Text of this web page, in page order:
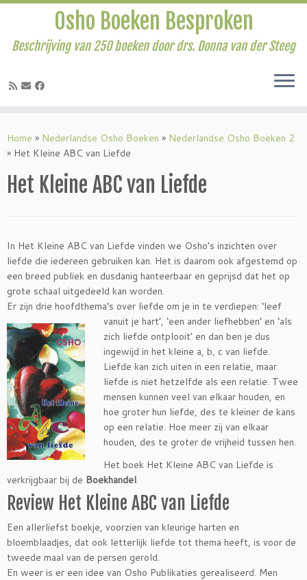
naar
inhoud
Osho Boeken Besproken
Beschrijving van 250 boeken door drs. Donna van der Steeg
Home » Nederlandse Osho Boeken » Nederlandse Osho Boeken 2
» Het Kleine ABC van Liefde
Het Kleine ABC van Liefde
In Het Kleine ABC van Liefde vinden we Osho’s inzichten over
liefde die iedereen gebruiken kan. Het is daarom ook afgestemd op
een breed publiek en dusdanig hanteerbaar en geprijsd dat het op
grote schaal uitgedeeld kan worden.
Er zijn drie hoofdthema’s over liefde om je in te verdiepen: ‘leef
vanuit je hart’, ‘een ander liefhebben’ en ‘als
zich liefde ontplooit’ en dan ben je dus
ingewijd in het kleine a, b, c van liefde.
Liefde kan zich uiten in een relatie, maar
liefde is niet hetzelfde als een relatie. Twee
mensen kunnen veel van elkaar houden, en
hoe groter hun liefde, des te kleiner de kans
op een relatie. Hoe meer zij van elkaar
houden, des te groter de vrijheid tussen hen.
Het boek Het Kleine ABC van Liefde is
verkrijgbaar bij de Boekhandel.
Review Het Kleine ABC van Liefde
Een allerliefst boekje, voorzien van kleurige harten en
bloemblaadjes, dat ook letterlijk liefde tot thema heeft, is voor de
tweede maal van de persen gerold.
En weer is er een idee van Osho Publikaties gerealiseerd. Men